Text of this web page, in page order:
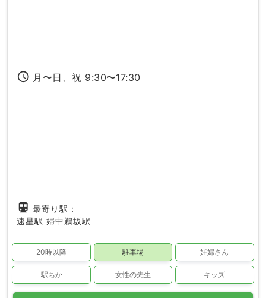
access_time 月〜日、祝 9:30〜17:30
directions_subway 最寄り駅：
速星駅 婦中鵜坂駅
20時以降 駐車場 妊婦さん
駅ちか 女性の先生 キッズ